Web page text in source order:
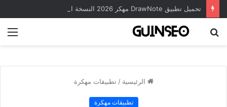
الرئيسية / تطبيقات مهكرة
تطبيقات مهكرة